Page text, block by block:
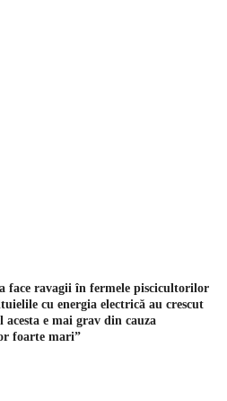
face ravagii în fermele piscicultorilor
cu energia electrică au crescut
acesta e mai grav din cauza
foarte mari”